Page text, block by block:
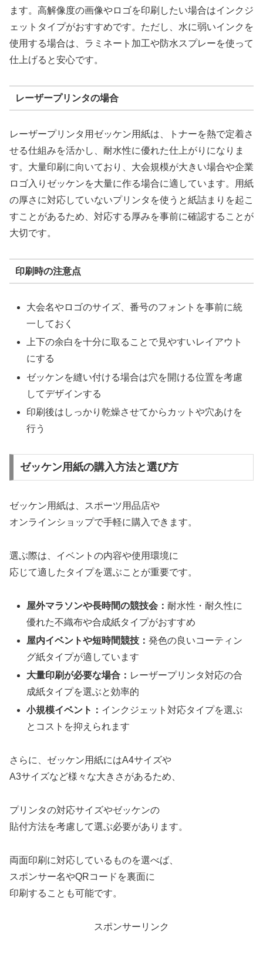
ます。高解像度の画像やロゴを印刷したい場合はインクジ
ェットタイプがおすすめです。ただし、水に弱いインクを
使用する場合は、ラミネート加工や防水スプレーを使って
仕上げると安心です。
レーザープリンタの場合
レーザープリンタ用ゼッケン用紙は、トナーを熱で定着さ
せる仕組みを活かし、耐水性に優れた仕上がりになりま
す。大量印刷に向いており、大会規模が大きい場合や企業
ロゴ入りゼッケンを大量に作る場合に適しています。用紙
の厚さに対応していないプリンタを使うと紙詰まりを起こ
すことがあるため、対応する厚みを事前に確認することが
大切です。
印刷時の注意点
大会名やロゴのサイズ、番号のフォントを事前に統
一しておく
上下の余白を十分に取ることで見やすいレイアウト
にする
ゼッケンを縫い付ける場合は穴を開ける位置を考慮
してデザインする
印刷後はしっかり乾燥させてからカットや穴あけを
行う
ゼッケン用紙の購入方法と選び方
ゼッケン用紙は、スポーツ用品店や
オンラインショップで手軽に購入できます。
選ぶ際は、イベントの内容や使用環境に
応じて適したタイプを選ぶことが重要です。
屋外マラソンや長時間の競技会：耐水性・耐久性に
優れた不織布や合成紙タイプがおすすめ
屋内イベントや短時間競技：発色の良いコーティン
グ紙タイプが適しています
大量印刷が必要な場合： レーザープリンタ対応の合
成紙タイプを選ぶと効率的
小規模イベント： インクジェット対応タイプを選ぶ
とコストを抑えられます
さらに、ゼッケン用紙にはA4サイズや
A3サイズなど様々な大きさがあるため、
プリンタの対応サイズやゼッケンの
貼付方法を考慮して選ぶ必要があります。
両面印刷に対応しているものを選べば、
スポンサー名やQRコードを裏面に
印刷することも可能です。
スポンサーリンク